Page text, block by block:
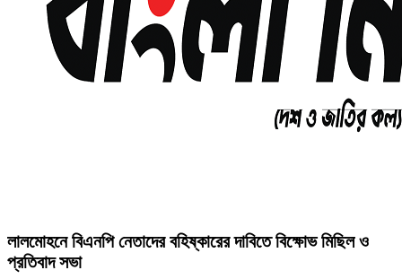
লালমোহনে বিএনপি নেতাদের বহিষ্কারের দাবিতে বিক্ষোভ মিছিল ও
প্রতিবাদ সভা